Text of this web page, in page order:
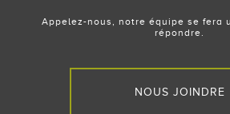
Appelez-nous, notre équipe se fera
répondre.
NOUS JOINDRE